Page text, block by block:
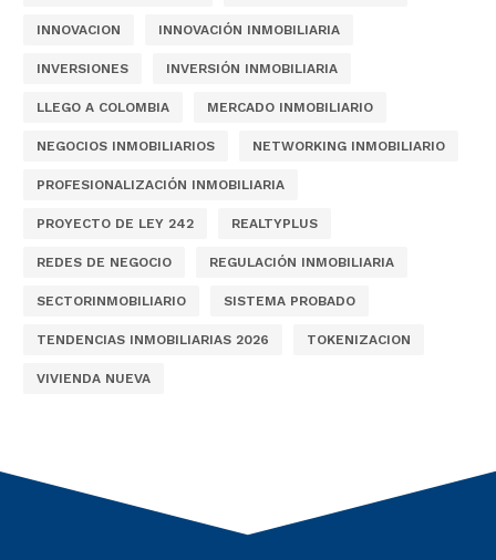
INNOVACION INNOVACIÓN INMOBILIARIA
INVERSIONES INVERSIÓN INMOBILIARIA
LLEGO A COLOMBIA MERCADO INMOBILIARIO
NEGOCIOS INMOBILIARIOS NETWORKING INMOBILIARIO
PROFESIONALIZACIÓN INMOBILIARIA
PROYECTO DE LEY 242 REALTYPLUS
REDES DE NEGOCIO REGULACIÓN INMOBILIARIA
SECTORINMOBILIARIO SISTEMA PROBADO
TENDENCIAS INMOBILIARIAS 2026 TOKENIZACION
VIVIENDA NUEVA